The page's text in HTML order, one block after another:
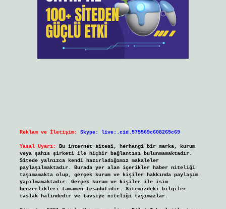
Reklam ve İletişim: Skype: live:.cid.575569c608265c69
Yasal Uyarı:
Bu internet sitesi, herhangi bir marka, kurum
veya şahıs şirketi ile hiçbir bağlantısı bulunmamaktadır.
Sitede yalnızca kendi hazırladığımız makaleler
paylaşılmaktadır. Burada yer alan içerikler haber niteliği
taşımamakta olup, gerçek kurum ve kişiler hakkında paylaşım
yapılmamaktadır. Gerçek kurum ve kişiler ile isim
benzerlikleri tamamen tesadüfidir. Sitemizdeki bilgiler
taslak halindedir ve tavsiye niteliği taşımazlar.